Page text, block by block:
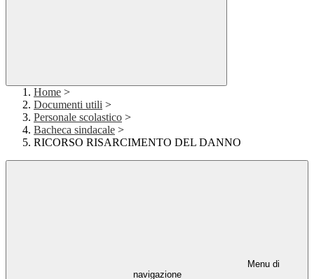
Home >
Documenti utili >
Personale scolastico >
Bacheca sindacale >
RICORSO RISARCIMENTO DEL DANNO
Menu di
navigazione